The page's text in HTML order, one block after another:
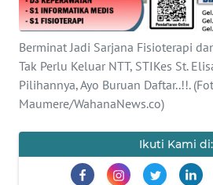
Berminat Jadi Sarjana Fisioterapi
Tak Perlu Keluar NTT, STIKes St.
Pilihannya, Ayo Buruan Daftar..!!.
Maumere/WahanaNews.co)
Ikuti Kami di:
IKLAN
TENTANG
KAMI
PEDOMAN